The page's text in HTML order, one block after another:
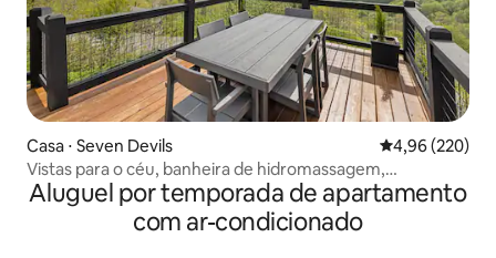
Casa ⋅ Seven Devils 4,96 de uma
4,96 (220)
Vistas para o céu, banheira de hidromassagem,
carregador de veículos elétricos!
Aluguel por temporada de apartamento
com ar-condicionado